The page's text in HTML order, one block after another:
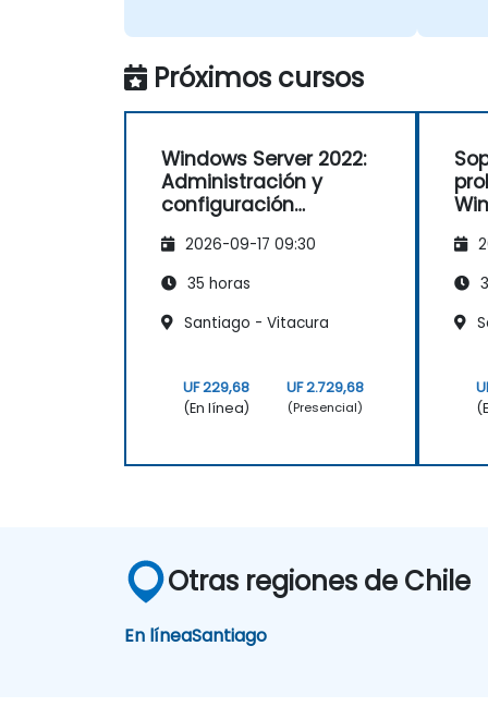
Próximos cursos
Windows Server 2022:
Administración y
configuración
2026-09-17 09:30
35 horas
Santiago - Vitacura
UF 229,68
(En línea)
UF 2.729,68
(Presencial)
Otras regiones de Chile
En líneaSantiago